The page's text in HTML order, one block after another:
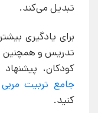
تبدیل می‌کند.
برای یادگیری
تدریس و همچنین
کودکان،
جامع تربیت
کنید.